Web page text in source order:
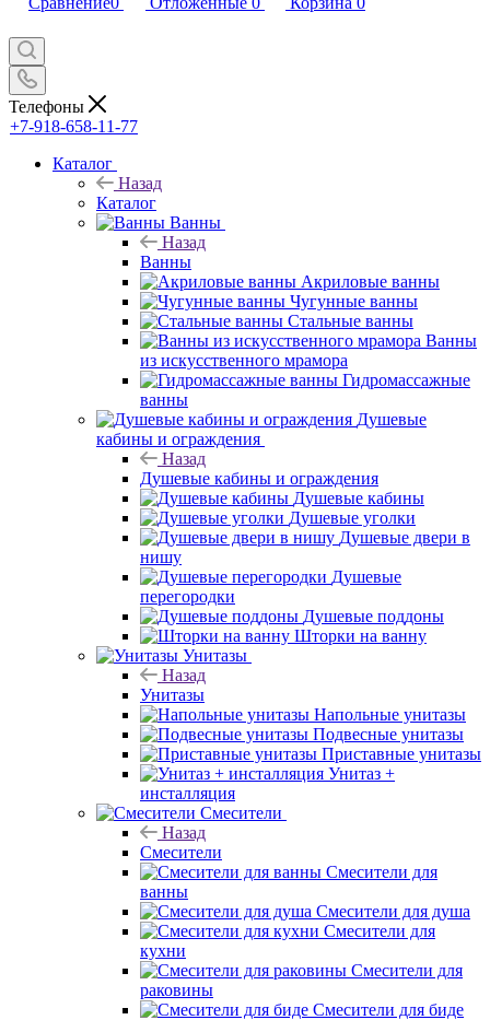
Телефоны
+7-918-658-11-77
Каталог
Назад
Каталог
Ванны
Назад
Ванны
Акриловые ванны
Чугунные ванны
Стальные ванны
Ванны
из искусственного мрамора
Гидромассажные
ванны
Душевые
кабины и ограждения
Назад
Душевые кабины и ограждения
Душевые кабины
Душевые уголки
Душевые двери в
нишу
Душевые
перегородки
Душевые поддоны
Шторки на ванну
Унитазы
Назад
Унитазы
Напольные унитазы
Подвесные унитазы
Приставные унитазы
Унитаз +
инсталляция
Смесители
Назад
Смесители
Смесители для
ванны
Смесители для душа
Смесители для
кухни
Смесители для
раковины
Смесители для биде